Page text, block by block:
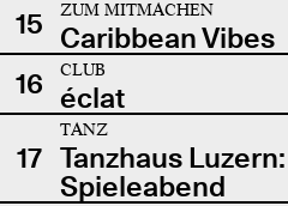
15
ZUM MITMACHEN
Caribbean Vibes
16
CLUB
éclat
17
TANZ
Tanzhaus
Spieleabend